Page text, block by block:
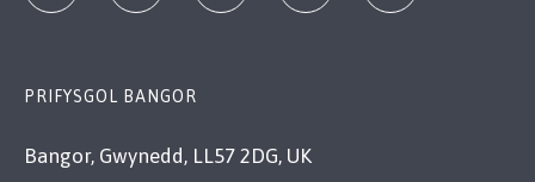
PRIFYSGOL BANGOR
Bangor, Gwynedd, LL57 2DG, UK